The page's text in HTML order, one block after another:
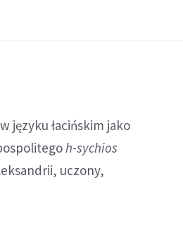
języku łacińskim jako
h-sychios
uczony,